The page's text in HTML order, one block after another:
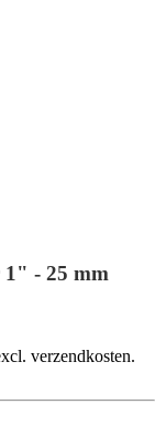
- 25 mm
verzendkosten.